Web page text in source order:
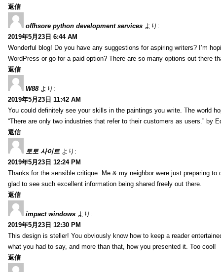
返信
offhsore python development services より:
2019年5月23日 6:44 AM
Wonderful blog! Do you have any suggestions for aspiring writers? I’m
WordPress or go for a paid option? There are so many options out there
返信
W88 より:
2019年5月23日 11:42 AM
You could definitely see your skills in the paintings you write. The world
“There are only two industries that refer to their customers as users.” by
返信
토토 사이트 より:
2019年5月23日 12:24 PM
Thanks for the sensible critique. Me & my neighbor were just preparing
glad to see such excellent information being shared freely out there.
返信
impact windows より:
2019年5月23日 12:30 PM
This design is steller! You obviously know how to keep a reader
what you had to say, and more than that, how you presented it. Too cool!
返信